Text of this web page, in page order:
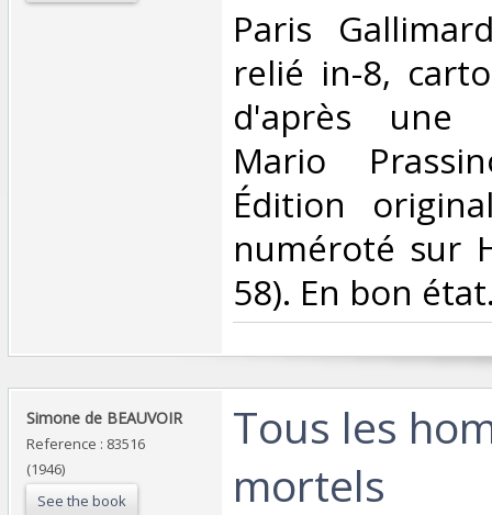
‎Paris
relié in-8,
d'après une
Mario
Édition
numéroté sur
58). En bon
‎Simone de BEAUVOIR‎
Reference : 83516
(1946)
See the book
‎Tous les
mortels‎